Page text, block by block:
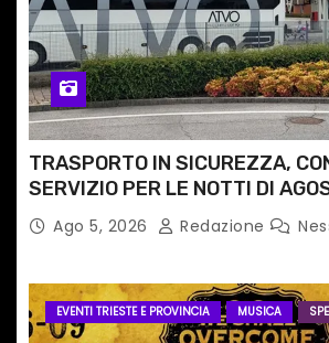
TRASPORTO IN SICUREZZA,
SERVIZIO PER LE NOTTI DI
PERCORSI, FERMATE E ORARIO
Ago 5, 2026 Redazione
EVENTI TRIESTE E PROVINCIA MUSICA